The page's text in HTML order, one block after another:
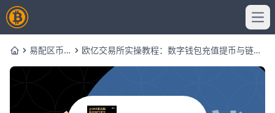
Home易配区币
欧亿交易所实操教程：数字钱包充值提币与链上